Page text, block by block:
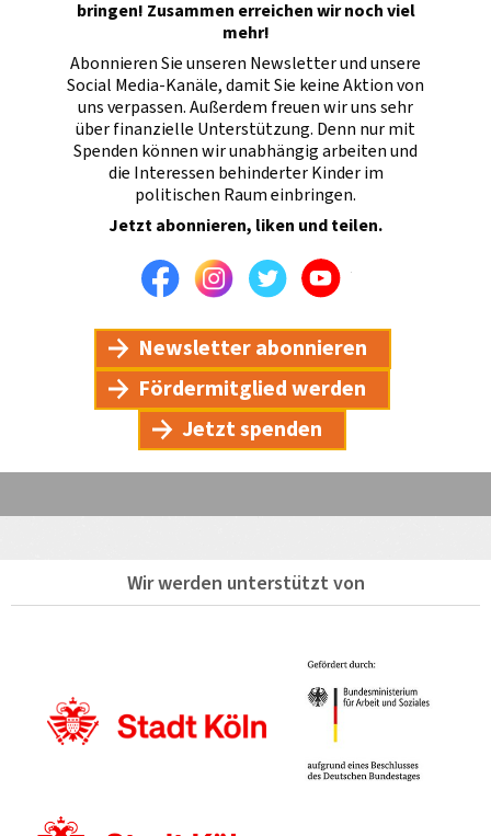
bringen! Zusammen erreichen wir noch viel
mehr!
Abonnieren Sie unseren Newsletter und unsere
Social Media-Kanäle, damit Sie keine Aktion von
uns verpassen. Außerdem freuen wir uns sehr
über finanzielle Unterstützung. Denn nur mit
Spenden können wir unabhängig arbeiten und
die Interessen behinderter Kinder im
politischen Raum einbringen.
Jetzt abonnieren, liken und teilen.
FacebookInstagramTwitterYoutube
Newsletter abonnieren
Fördermitglied werden
Jetzt spenden
Wir werden unterstützt von